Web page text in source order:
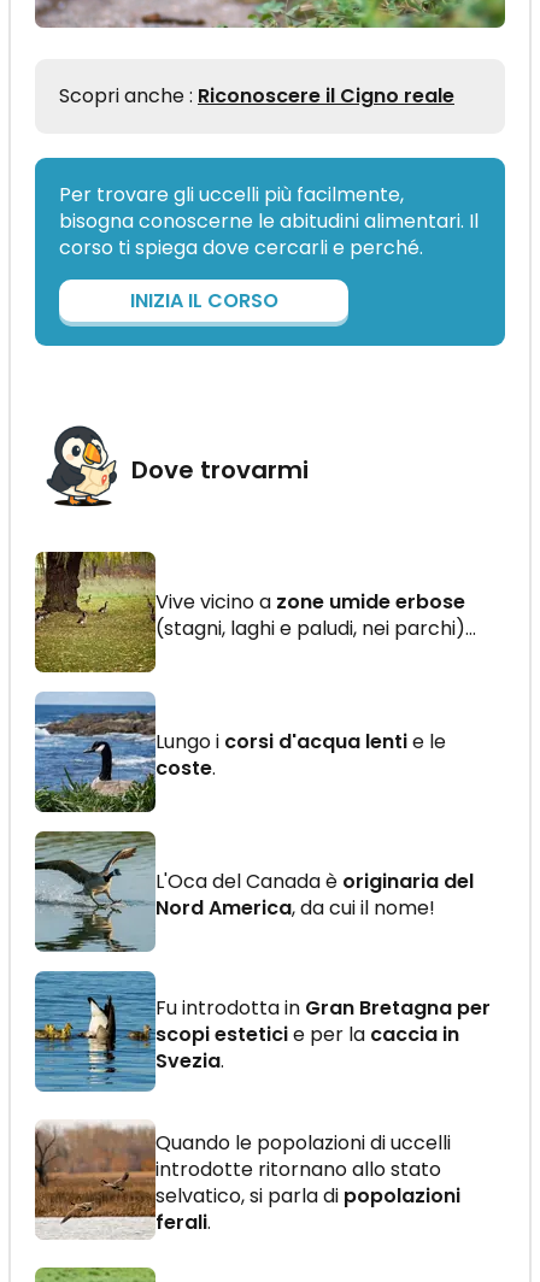
Scopri anche : Riconoscere il Cigno reale
Per trovare gli uccelli più facilmente,
bisogna conoscerne le abitudini alimentari. Il
corso ti spiega dove cercarli e perché.
INIZIA IL CORSO
Dove trovarmi
Vive vicino a zone umide erbose
(stagni, laghi e paludi, nei parchi)…
Lungo i corsi d'acqua lentie le
coste.
L'Oca del Canada è originaria del
Nord America, da cui il nome!
Fu introdotta in Gran Bretagna per
scopi esteticie per la caccia in
Svezia.
Quando le popolazioni di uccelli
introdotte ritornano allo stato
selvatico, si parla di popolazioni
ferali.